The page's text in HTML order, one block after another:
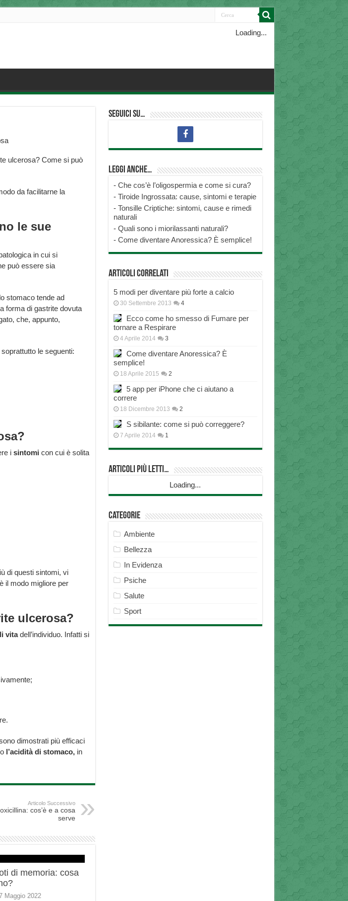
Loading...
ulcerosa? Come si può
da facilitarne la
le sue
in cui si
può essere sia
stomaco tende ad
forma di gastrite dovuta
che, appunto,
le seguenti:
i sintomi con cui è solita
di questi sintomi, vi
il modo migliore per
ulcerosa?
vitadell’individuo. Infatti si
dimostrati più efficaci
l’acidità di stomaco,in
Articolo Successivo
cos’è e a cosa
serve
di memoria: cosa
Maggio 2022
Seguici su…
Leggi anche…
- Che cos’è l’oligospermia e come si cura?
- Tiroide Ingrossata: cause, sintomi e terapie
- Tonsille Criptiche: sintomi, cause e rimedi
naturali
- Quali sono i miorilassanti naturali?
- Come diventare Anoressica? È semplice!
Articoli correlati
5 modi per diventare più forte a calcio
30 Settembre 2013 4
Ecco come ho smesso di Fumare per
tornare a Respirare
4 Aprile 2014 3
Come diventare Anoressica? È
semplice!
18 Aprile 2015 2
5 app per iPhone che ci aiutano a
correre
18 Dicembre 2013 2
S sibilante: come si può correggere?
7 Aprile 2014 1
Articoli più Letti…
Loading...
Categorie
Ambiente
Bellezza
In Evidenza
Psiche
Salute
Sport